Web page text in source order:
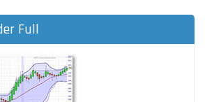
Full